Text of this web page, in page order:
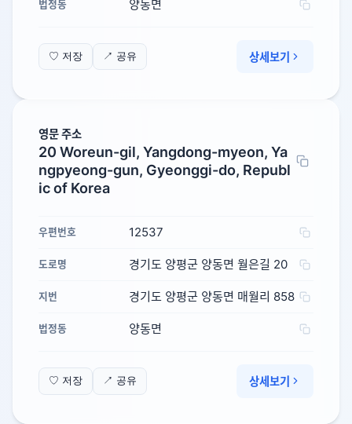
법정동 양동면
♡ 저장 ↗ 공유 상세보기
영문 주소
20 Woreun-gil, Yangdong-myeon, Ya
ngpyeong-gun, Gyeonggi-do, Republ
ic of Korea
우편번호 12537
도로명 경기도 양평군 양동면 월은길 20
지번 경기도 양평군 양동면 매월리 858
법정동 양동면
♡ 저장 ↗ 공유 상세보기